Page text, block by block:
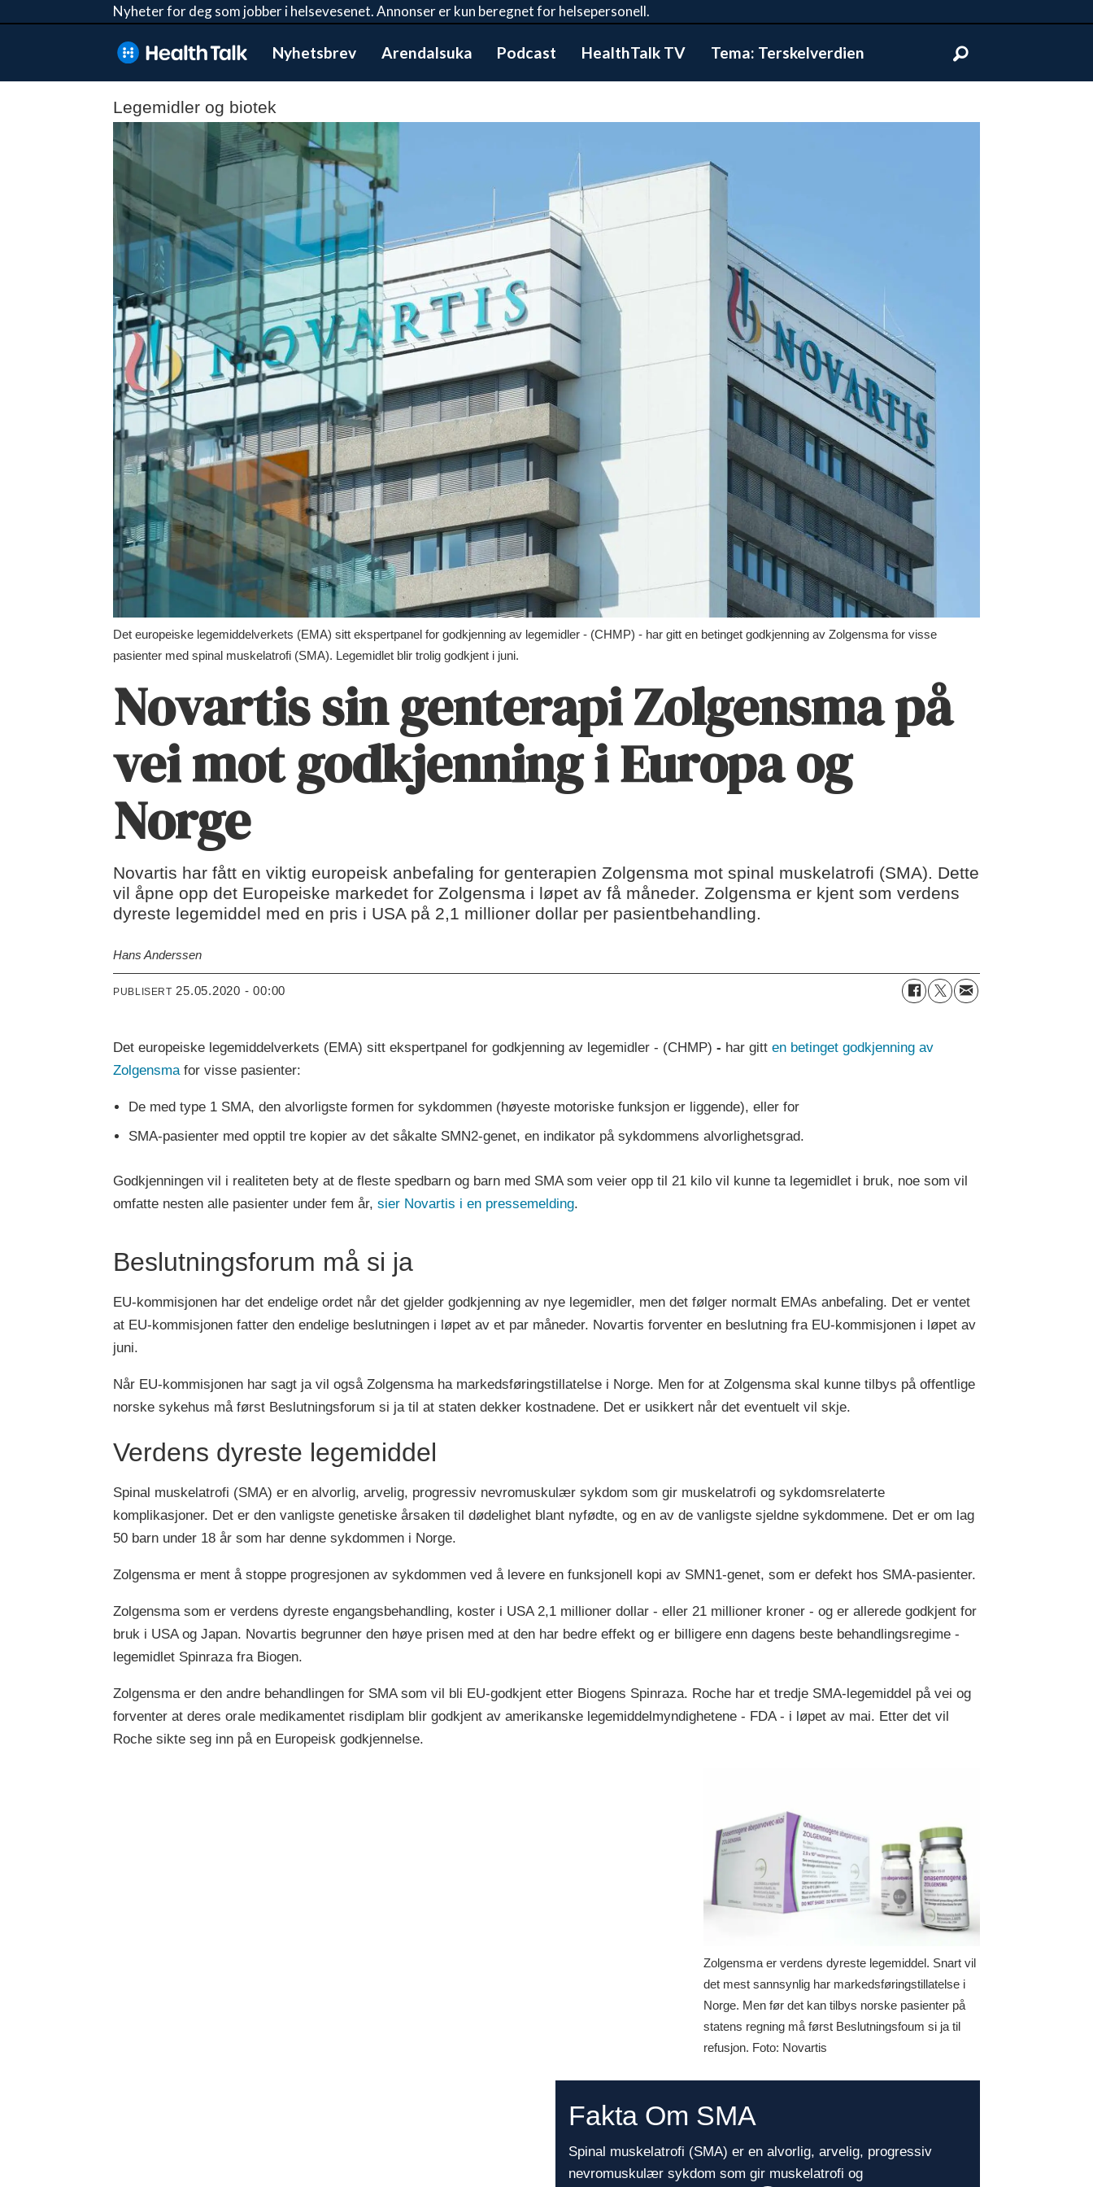
Nyheter for deg som jobber i helsevesenet. Annonser er kun beregnet for helsepersonell.
Nyhetsbrev Arendalsuka Podcast HealthTalk TV Tema: Terskelverdien
Legemidler og biotek
Det europeiske legemiddelverkets (EMA) sitt ekspertpanel for godkjenning av legemidler - (CHMP) - har gitt en betinget godkjenning av Zolgensma for visse
pasienter med spinal muskelatrofi (SMA). Legemidlet blir trolig godkjent i juni.
Novartis sin genterapi Zolgensma på
vei mot godkjenning i Europa og
Norge
Novartis har fått en viktig europeisk anbefaling for genterapien Zolgensma mot spinal muskelatrofi (SMA). Dette
vil åpne opp det Europeiske markedet for Zolgensma i løpet av få måneder. Zolgensma er kjent som verdens
dyreste legemiddel med en pris i USA på 2,1 millioner dollar per pasientbehandling.
Hans Anderssen
PUBLISERT 25.05.2020 - 00:00
Det europeiske legemiddelverkets (EMA) sitt ekspertpanel for godkjenning av legemidler - (CHMP) - har gitten betinget godkjenning av
Zolgensma for visse pasienter:
De med type 1 SMA, den alvorligste formen for sykdommen (høyeste motoriske funksjon er liggende), eller for
SMA-pasienter med opptil tre kopier av det såkalte SMN2-genet, en indikator på sykdommens alvorlighetsgrad.
Godkjenningen vil i realiteten bety at de fleste spedbarn og barn med SMA som veier opp til 21 kilo vil kunne ta legemidlet i bruk, noe som vil
omfatte nesten alle pasienter under fem år,sier Novartis i en pressemelding.
Beslutningsforum må si ja
EU-kommisjonen har det endelige ordet når det gjelder godkjenning av nye legemidler, men det følger normalt EMAs anbefaling. Det er ventet
at EU-kommisjonen fatter den endelige beslutningen i løpet av et par måneder. Novartis forventer en beslutning fra EU-kommisjonen i løpet av
juni.
Når EU-kommisjonen har sagt ja vil også Zolgensma ha markedsføringstillatelse i Norge. Men for at Zolgensma skal kunne tilbys på offentlige
norske sykehus må først Beslutningsforum si ja til at staten dekker kostnadene. Det er usikkert når det eventuelt vil skje.
Verdens dyreste legemiddel
Spinal muskelatrofi (SMA) er en alvorlig, arvelig, progressiv nevromuskulær sykdom som gir muskelatrofi og sykdomsrelaterte
komplikasjoner. Det er den vanligste genetiske årsaken til dødelighet blant nyfødte, og en av de vanligste sjeldne sykdommene. Det er om lag
50 barn under 18 år som har denne sykdommen i Norge.
Zolgensma er ment å stoppe progresjonen av sykdommen ved å levere en funksjonell kopi av SMN1-genet, som er defekt hos SMA-pasienter.
Zolgensma som er verdens dyreste engangsbehandling, koster i USA 2,1 millioner dollar - eller 21 millioner kroner - og er allerede godkjent for
bruk i USA og Japan. Novartis begrunner den høye prisen med at den har bedre effekt og er billigere enn dagens beste behandlingsregime -
legemidlet Spinraza fra Biogen.
Zolgensma er den andre behandlingen for SMA som vil bli EU-godkjent etter Biogens Spinraza. Roche har et tredje SMA-legemiddel på vei og
forventer at deres orale medikamentet risdiplam blir godkjent av amerikanske legemiddelmyndighetene - FDA - i løpet av mai. Etter det vil
Roche sikte seg inn på en Europeisk godkjennelse.
Zolgensma er verdens dyreste legemiddel. Snart vil
det mest sannsynlig har markedsføringstillatelse i
Norge. Men før det kan tilbys norske pasienter på
statens regning må først Beslutningsfoum si ja til
refusjon. Foto: Novartis
Fakta Om SMA
Spinal muskelatrofi (SMA) er en alvorlig, arvelig, progressiv
nevromuskulær sykdom som gir muskelatrofi og